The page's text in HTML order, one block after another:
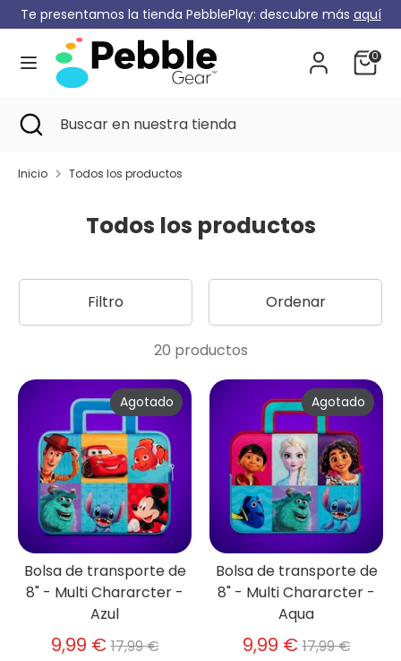
al
contenido
Te presentamos la tienda PebblePlay: descubre más aquí
0
Moneda
Alemania (EUR €)
Buscar
en
Buscar
nuestra
Buscar
en
Buscar
tienda
Cerrar
búsqueda
Inicio Todos los productos
Todos los productos
Filtro Ordenar
20 productos
Bolsa de transporte de
8" - Multi Chararcter -
Azul
9,99 €Precio
17,99 €
Agotado
Bolsa de transporte de
8" - Multi Chararcter -
Aqua
9,99 €Precio
17,99 €
Agotado